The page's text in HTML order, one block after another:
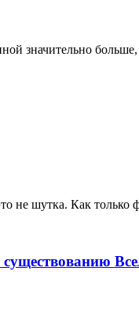
значительно
не шутка. Как только